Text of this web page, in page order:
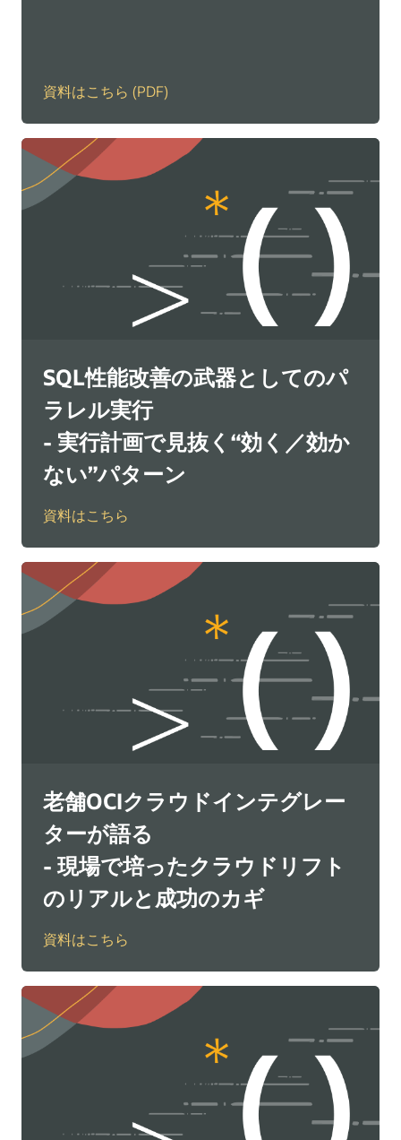
資料はこちら (PDF)
SQL性能改善の武器としてのパ
ラレル実行
- 実行計画で見抜く“効く／効か
ない”パターン
資料はこちら
老舗OCIクラウドインテグレー
ターが語る
- 現場で培ったクラウドリフト
のリアルと成功のカギ
資料はこちら